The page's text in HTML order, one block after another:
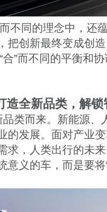
不同的理念中，
把创新最终变成创
”而不同的平衡和
造全新品类，解锁
类而来。新能源
的发展。面对产业
求，人类出行的未
意义的车，而是要